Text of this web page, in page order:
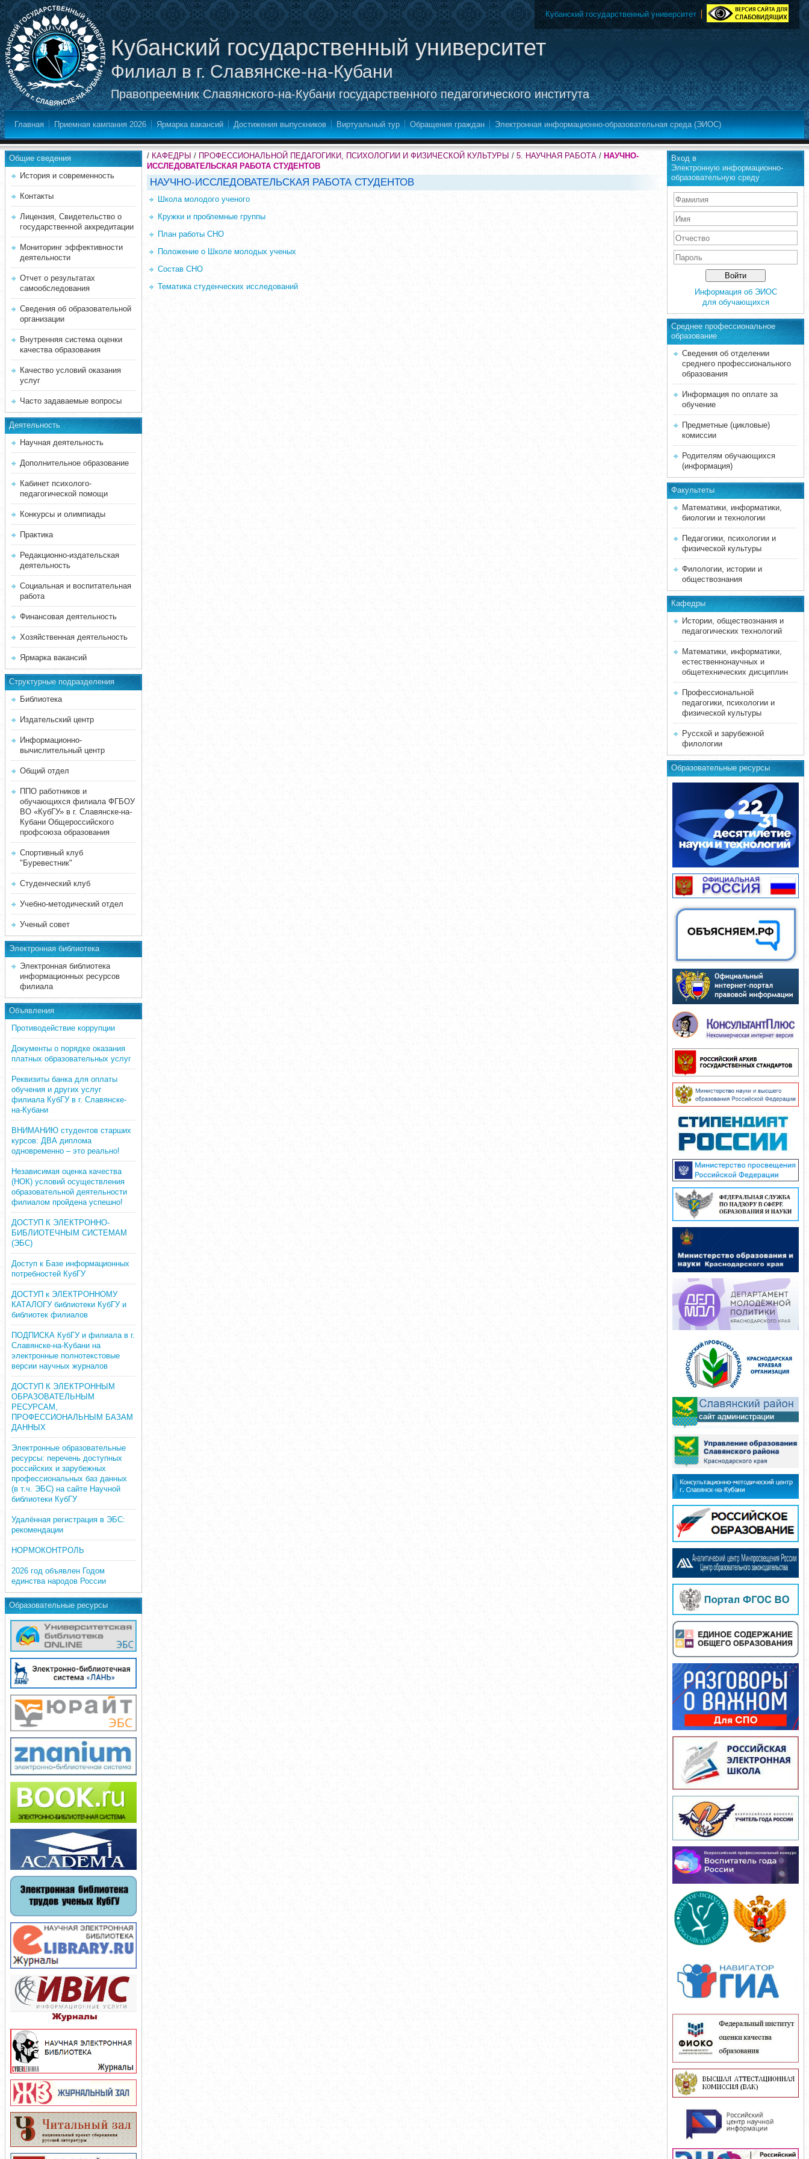
Кубанский государственный университет
Филиал в г. Славянске-на-Кубани
Правопреемник Славянского-на-Кубани государственного педагогического института
Кубанский государственный университет
Главная Приемная кампания 2026 Ярмарка вакансий Достижения выпускников Виртуальный тур Обращения граждан Электронная информационно-образовательная среда (ЭИОС)
Общие сведения
История и современность
Контакты
Лицензия, Свидетельство о
государственной аккредитации
Мониторинг эффективности
деятельности
Отчет о результатах
самообследования
Сведения об образовательной
организации
Внутренняя система оценки
качества образования
Качество условий оказания
услуг
Часто задаваемые вопросы
Деятельность
Научная деятельность
Дополнительное образование
Кабинет психолого-
педагогической помощи
Конкурсы и олимпиады
Практика
Редакционно-издательская
деятельность
Социальная и воспитательная
работа
Финансовая деятельность
Хозяйственная деятельность
Ярмарка вакансий
Структурные подразделения
Библиотека
Издательский центр
Информационно-
вычислительный центр
Общий отдел
ППО работников и
обучающихся филиала ФГБОУ
ВО «КубГУ» в г. Славянске-на-
Кубани Общероссийского
профсоюза образования
Спортивный клуб
"Буревестник"
Студенческий клуб
Учебно-методический отдел
Ученый совет
Электронная библиотека
Электронная библиотека
информационных ресурсов
филиала
Объявления
Противодействие коррупции
Документы о порядке оказания
платных образовательных услуг
Реквизиты банка для оплаты
обучения и других услуг
филиала КубГУ в г. Славянске-
на-Кубани
ВНИМАНИЮ студентов старших
курсов: ДВА диплома
одновременно – это реально!
Независимая оценка качества
(НОК) условий осуществления
образовательной деятельности
филиалом пройдена успешно!
ДОСТУП К ЭЛЕКТРОННО-
БИБЛИОТЕЧНЫМ СИСТЕМАМ
(ЭБС)
Доступ к Базе информационных
потребностей КубГУ
ДОСТУП к ЭЛЕКТРОННОМУ
КАТАЛОГУ библиотеки КубГУ и
библиотек филиалов
ПОДПИСКА КубГУ и филиала в г.
Славянске-на-Кубани на
электронные полнотекстовые
версии научных журналов
ДОСТУП К ЭЛЕКТРОННЫМ
ОБРАЗОВАТЕЛЬНЫМ
РЕСУРСАМ,
ПРОФЕССИОНАЛЬНЫМ БАЗАМ
ДАННЫХ
Электронные образовательные
ресурсы: перечень доступных
российских и зарубежных
профессиональных баз данных
(в т.ч. ЭБС) на сайте Научной
библиотеки КубГУ
Удалённая регистрация в ЭБС:
рекомендации
НОРМОКОНТРОЛЬ
2026 год объявлен Годом
единства народов России
Образовательные ресурсы
/ КАФЕДРЫ / ПРОФЕССИОНАЛЬНОЙ ПЕДАГОГИКИ, ПСИХОЛОГИИ И ФИЗИЧЕСКОЙ КУЛЬТУРЫ / 5. НАУЧНАЯ РАБОТА / НАУЧНО-
ИССЛЕДОВАТЕЛЬСКАЯ РАБОТА СТУДЕНТОВ
НАУЧНО-ИССЛЕДОВАТЕЛЬСКАЯ РАБОТА СТУДЕНТОВ
Школа молодого ученого
Кружки и проблемные группы
План работы СНО
Положение о Школе молодых ученых
Состав СНО
Тематика студенческих исследований
Вход в
Электронную информационно-
образовательную среду
Информация об ЭИОС
для обучающихся
Среднее професcиональное
образование
Сведения об отделении
среднего профессионального
образования
Информация по оплате за
обучение
Предметные (цикловые)
комиссии
Родителям обучающихся
(информация)
Факультеты
Математики, информатики,
биологии и технологии
Педагогики, психологии и
физической культуры
Филологии, истории и
обществознания
Кафедры
Истории, обществознания и
педагогических технологий
Математики, информатики,
естественнонаучных и
общетехнических дисциплин
Профессиональной
педагогики, психологии и
физической культуры
Русской и зарубежной
филологии
Образовательные ресурсы